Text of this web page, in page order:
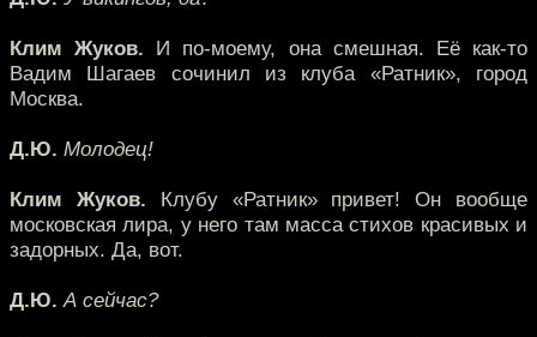
Клим Жуков. И по-моему, она смешная. Её как-то
Вадим Шагаев сочинил из клуба «Ратник», город
Москва.
Д.Ю. Молодец!
Клим Жуков. Клубу «Ратник» привет! Он вообще
московская лира, у него там масса стихов красивых и
задорных. Да, вот.
Д.Ю. А сейчас?